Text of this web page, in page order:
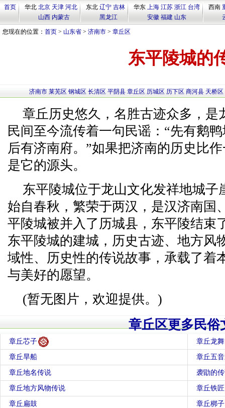
首页 华北 北京 天津 河北
山西 内蒙古
东北 辽宁 吉林
黑龙江
华东 上海 江苏 浙江 台湾
安徽 福建 山东
西南
您现在的位置： 首页 > 山东省 > 济南市 > 章丘区
东平陵城的
济南市 莱芜区 钢城区 长清区 平阴县 章丘区 历城区 历下区 商河县 天桥区
章丘历史悠久，名胜古迹众多，是
民间至今流传着一句民谣：“先有鹅
后有济南府。”如果把济南的历史比
是它的源头。
东平陵城位于龙山文化发祥地城子
始自春秋，繁荣于两汉，是汉济南国
平陵城被并入了历城县，东平陵结束
东平陵城的建城，历史古迹、地方风
域性、历史性的传说故事，承载了着
与美好的愿望。
(暂无图片，欢迎提供。)
章丘区更多民俗
章丘芯子 章丘龙舞
章丘旱船 章丘五
章丘地名传说 袭勖的
章丘地方风物传说 章丘铁
章丘扁鼓 章丘梆子